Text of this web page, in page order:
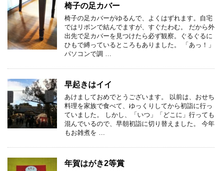
椅子の足カバー
椅子の足カバーがゆるんで、よくはずれます。自宅
ではリボンで結んでますが、すぐたわむ。 だから外
出先で足カバーを見つけたら必ず観察。ぐるぐるに
ひもで縛っているところもありました。 「あっ！」
パソコンで調 …
早起きはイイ
あけましておめでとうございます。 以前は、おせち
料理を家族で食べて、ゆっくりしてから初詣に行っ
ていました。 しかし、「いつ」「どこに」行っても
混んでいるので、早朝初詣に切り替えました。 今年
もお雑煮を …
年賀はがき2等賞